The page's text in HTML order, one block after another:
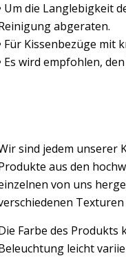
Um die Langlebigkeit
abgeraten.
Für Kissenbezüge
Es wird empfohlen,
sind jedem unserer
aus den
von uns
Farbe des
leicht